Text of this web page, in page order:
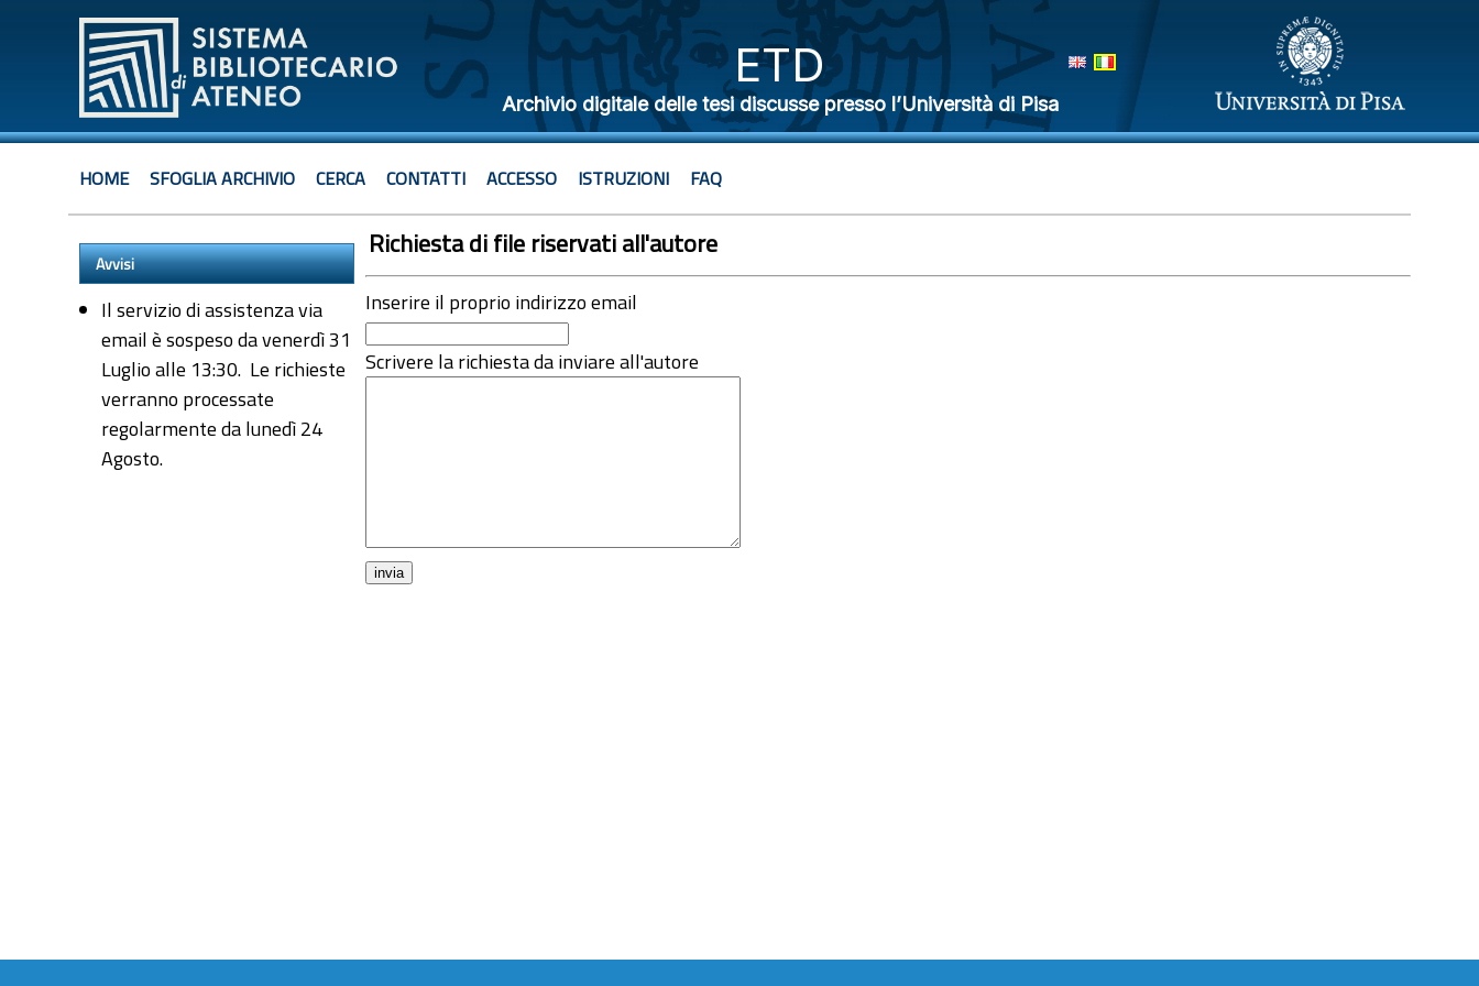
ETD
Archivio digitale delle tesi discusse presso l’Università di Pisa
HOME SFOGLIA ARCHIVIO CERCA CONTATTI ACCESSO ISTRUZIONI FAQ
Avvisi
Il servizio di assistenza via
email è sospeso da venerdì 31
Luglio alle 13:30. Le richieste
verranno processate
regolarmente da lunedì 24
Agosto.
Richiesta di file riservati all'autore
Inserire il proprio indirizzo email
Scrivere la richiesta da inviare all'autore